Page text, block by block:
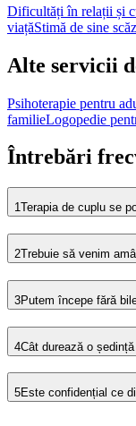
Dificultăți în relații și
viațăStimă de sine
Alte servicii
Psihoterapie pentru
familieLogopedie
Întrebări
1Terapia de cuplu se
2Trebuie să venim
3Putem începe fără
4Cât durează o
5Este confidențial ce